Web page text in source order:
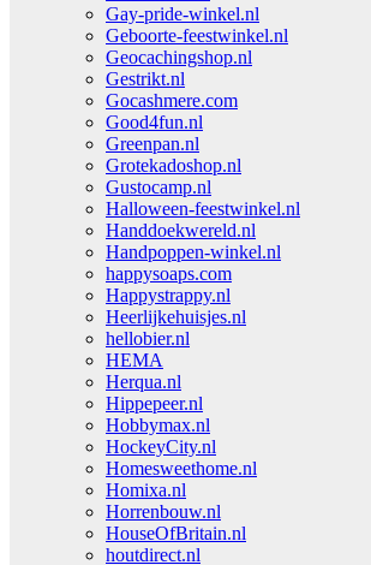
Gay-pride-winkel.nl
Geboorte-feestwinkel.nl
Geocachingshop.nl
Gestrikt.nl
Gocashmere.com
Good4fun.nl
Greenpan.nl
Grotekadoshop.nl
Gustocamp.nl
Halloween-feestwinkel.nl
Handdoekwereld.nl
Handpoppen-winkel.nl
happysoaps.com
Happystrappy.nl
Heerlijkehuisjes.nl
hellobier.nl
HEMA
Herqua.nl
Hippepeer.nl
Hobbymax.nl
HockeyCity.nl
Homesweethome.nl
Homixa.nl
Horrenbouw.nl
HouseOfBritain.nl
houtdirect.nl